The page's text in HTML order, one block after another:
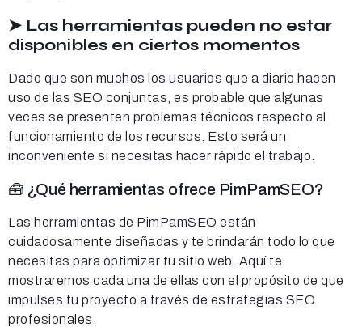
➤ Las herramientas pueden no estar
disponibles en ciertos momentos
Dado que son muchos los usuarios que a diario hacen
uso de las SEO conjuntas, es probable que algunas
veces se presenten problemas técnicos respecto al
funcionamiento de los recursos. Esto será un
inconveniente si necesitas hacer rápido el trabajo.
🧰 ¿Qué herramientas ofrece PimPamSEO?
Las herramientas de PimPamSEO están
cuidadosamente diseñadas y te brindarán todo lo que
necesitas para optimizar tu sitio web. Aquí te
mostraremos cada una de ellas con el propósito de que
impulses tu proyecto a través de estrategias SEO
profesionales.